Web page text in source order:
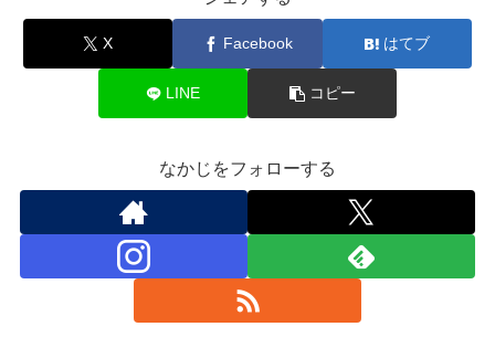
X Facebook はてブ
LINE コピー
なかじをフォローする